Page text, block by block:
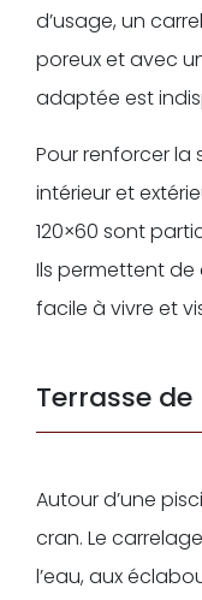
d’usage, un
poreux et avec
adaptée est
Pour renforcer
intérieur et
120×60 sont
Ils permettent de
facile à vivre et
Terrasse
Autour d’une
cran. Le
l’eau, aux